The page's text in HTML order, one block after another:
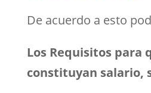
De acuerdo a esto
Los Requisitos para
constituyan salario,